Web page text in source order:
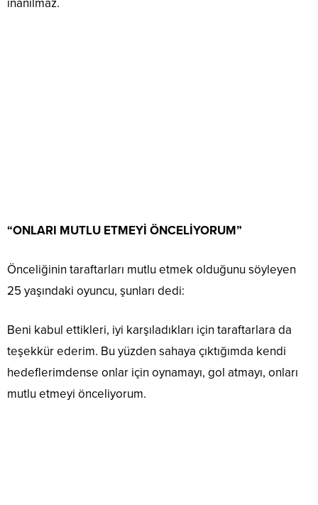
inanılmaz.
“ONLARI MUTLU ETMEYİ ÖNCELİYORUM”
Önceliğinin taraftarları mutlu etmek olduğunu söyleyen
25 yaşındaki oyuncu, şunları dedi:
Beni kabul ettikleri, iyi karşıladıkları için taraftarlara da
teşekkür ederim. Bu yüzden sahaya çıktığımda kendi
hedeflerimdense onlar için oynamayı, gol atmayı, onları
mutlu etmeyi önceliyorum.